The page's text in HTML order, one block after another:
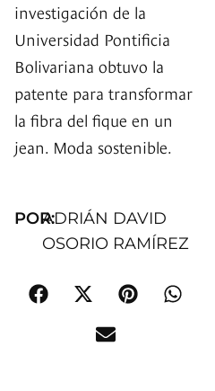
investigación de la
Universidad Pontificia
Bolivariana obtuvo la
patente para transformar
la fibra del fique en un
jean. Moda sostenible.
POR:ADRIÁN DAVID
OSORIO RAMÍREZ